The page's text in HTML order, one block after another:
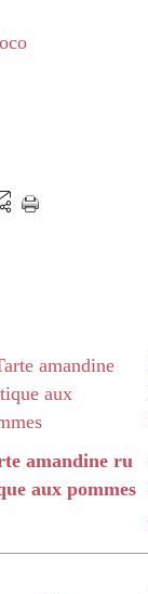
amandine ru
aux pommes